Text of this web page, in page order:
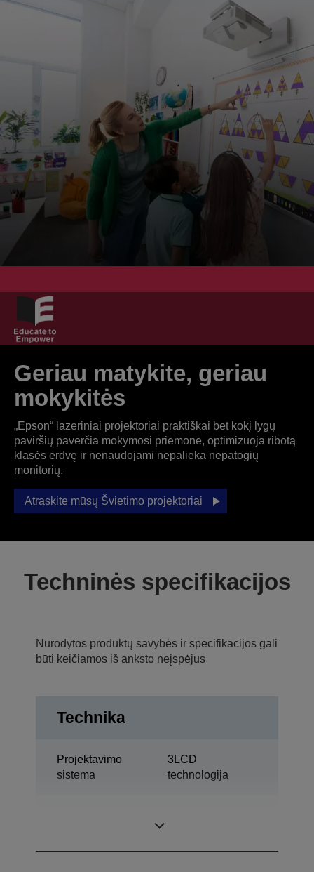
Geriau matykite, geriau
mokykitės
„Epson“ lazeriniai projektoriai praktiškai bet kokį lygų
paviršių paverčia mokymosi priemone, optimizuoja ribotą
klasės erdvę ir nenaudojami nepalieka nepatogių
monitorių.
Atraskite mūsų Švietimo projektoriai
Techninės specifikacijos
Nurodytos produktų savybės ir specifikacijos gali
būti keičiamos iš anksto neįspėjus
Technika
Projektavimo
sistema
3LCD
technologija